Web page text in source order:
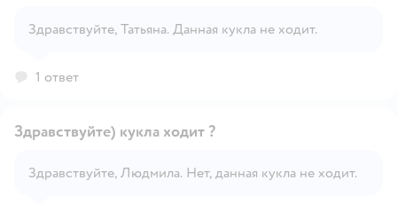
Открыть вопрос
Здравствуйте, Татьяна. Данная кукла не ходит.
1 ответ
Открыть вопрос
Здравствуйте) кукла ходит ?
Здравствуйте, Людмила. Нет, данная кукла не ходит.